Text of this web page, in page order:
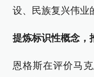
设、民族复兴伟业
提炼标识性概念，
恩格斯在评价马